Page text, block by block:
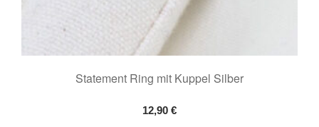
Statement Ring mit Kuppel Silber
12,90 €